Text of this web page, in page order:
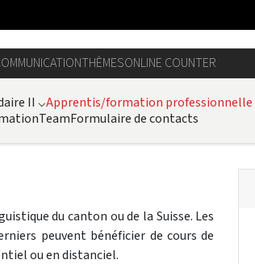
THÈMESONLINE COUNTER
II ⌵Apprentis/formation professionnelle
TeamFormulaire de contacts
du canton ou de la Suisse. Les
peuvent bénéficier de cours de
ou en distanciel.